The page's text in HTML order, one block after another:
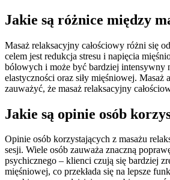
Jakie są różnice między
Masaż relaksacyjny całościowy różni się
celem jest redukcja stresu i napięcia
bólowych i może być bardziej intensywny
elastyczności oraz siły mięśniowej.
zauważyć, że masaż relaksacyjny
Jakie są opinie osób
Opinie osób korzystających z masażu
sesji. Wiele osób zauważa znaczną
psychicznego – klienci czują się bardziej
mięśniowej, co przekłada się na lepsze